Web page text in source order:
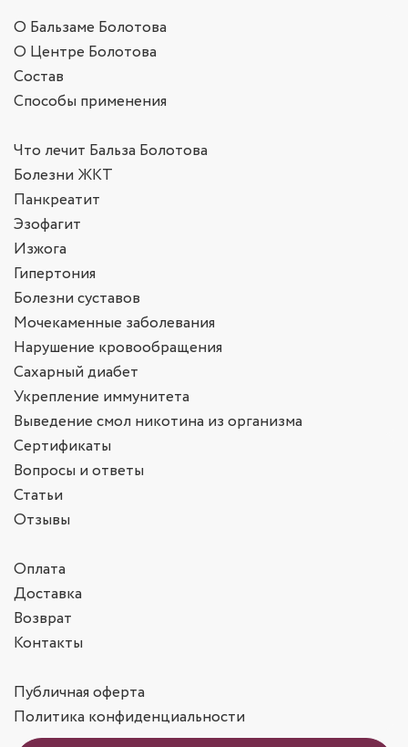
О Бальзаме Болотова
О Центре Болотова
Состав
Способы применения
Что лечит Бальза Болотова
Болезни ЖКТ
Панкреатит
Эзофагит
Изжога
Гипертония
Болезни суставов
Мочекаменные заболевания
Нарушение кровообращения
Сахарный диабет
Укрепление иммунитета
Выведение смол никотина из организма
Сертификаты
Вопросы и ответы
Статьи
Отзывы
Оплата
Доставка
Возврат
Контакты
Публичная оферта
Политика конфиденциальности